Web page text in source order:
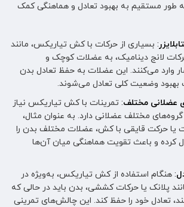
طور مستقیم به بهبود تعادل و هماهنگی کمک
: بسیاری از حرکات با کش تیاریکس، مانند
لانج دینامیک، به عضلات کوچک و
وارد می‌کنند. این عضلات به حفظ تعادل بدن
وضعیت کلی تعادل می‌شوند.
عضلانی مختلف: تمرینات با کش تیاریکس نیاز
مختلف عضلانی دارد. به عنوان مثال،
یا حرکت قایقی با کش، عضلات مختلف بدن را
کرده و باعث تقویت هماهنگی میان آن‌ها
: هنگام استفاده از کش تیاریکس، به‌ویژه در
پلانک یا حرکات کششی، بدن باید در حالی که
تعادل خود را حفظ کند. این چالش‌های تمرینی